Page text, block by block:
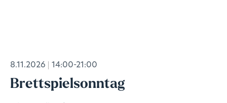
8.11.2026 14:00-21:00
Brettspielsonntag